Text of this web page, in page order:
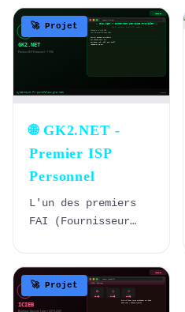
🚀 Projet
🌐 GK2.NET -
Premier ISP
Personnel
L'un des premiers
FAI (Fournisseur
France, créé sur un
Pentium Pro 200
🚀 Projet